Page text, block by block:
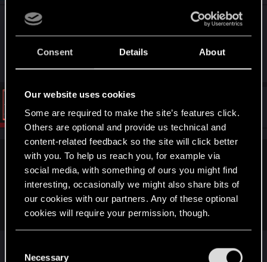
Consent Details About
Our website uses cookies
Some are required to make the site’s features click.
Others are optional and provide us technical and
content-related feedback so the site will click better
with you. To help us reach you, for example via
social media, with something of ours you might find
interesting, occasionally we might also share bits of
our cookies with our partners. Any of these optional
cookies will require your permission, though.
and tweak your preferences regarding them in the
Necessary
SUPER ze na PC dalej jest problem z grą kiedy się
ją włącza, co za syf non stop wywala mi crasha,
ani razu nie mogłem włączyć gry
CD PROJEKT RED
Feb 19, 2022
Yrats said:
SUPER ze na PC dalej jest problem z grą kiedy się ją
włącza, co za syf non stop wywala mi crasha, ani razu nie
przez konflikt z oprogramowaniem karty